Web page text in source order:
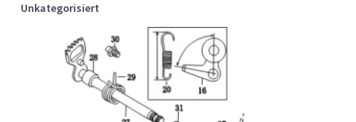
Unkategorisiert